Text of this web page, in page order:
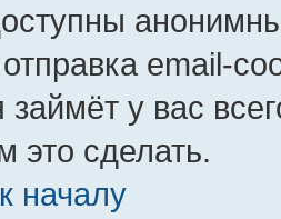
email-
займёт у вас
это сделать.
началу